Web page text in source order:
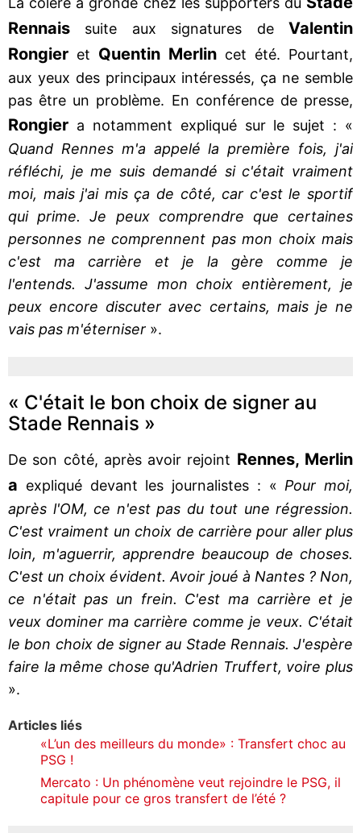
Rennais suite aux signatures de Valentin
Rongier et Quentin Merlin cet été. Pourtant,
aux yeux des principaux intéressés, ça ne semble
pas être un problème. En conférence de presse,
Rongier a notamment expliqué sur le sujet : «
Quand Rennes m'a appelé la première fois, j'ai
réfléchi, je me suis demandé si c'était vraiment
moi, mais j'ai mis ça de côté, car c'est le sportif
qui prime. Je peux comprendre que certaines
personnes ne comprennent pas mon choix mais
c'est ma carrière et je la gère comme je
l'entends. J'assume mon choix entièrement, je
peux encore discuter avec certains, mais je ne
vais pas m'éterniser ».
« C'était le bon choix de signer au
Stade Rennais »
De son côté, après avoir rejoint Rennes, Merlin
a expliqué devant les journalistes : « Pour moi,
après l'OM, ce n'est pas du tout une régression.
C'est vraiment un choix de carrière pour aller plus
loin, m'aguerrir, apprendre beaucoup de choses.
C'est un choix évident. Avoir joué à Nantes ? Non,
ce n'était pas un frein. C'est ma carrière et je
veux dominer ma carrière comme je veux. C'était
le bon choix de signer au Stade Rennais. J'espère
faire la même chose qu'Adrien Truffert, voire plus
».
Articles liés
«L’un des meilleurs du monde» : Transfert choc au
PSG !
Mercato : Un phénomène veut rejoindre le PSG, il
capitule pour ce gros transfert de l’été ?